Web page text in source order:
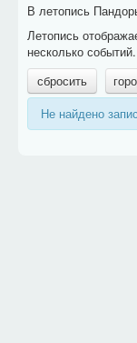
В летопись
Летопись
несколько событий.
сбросить
Не найдено